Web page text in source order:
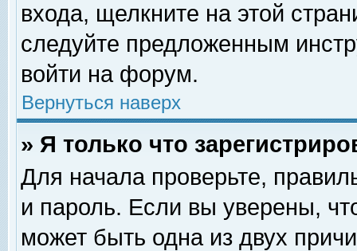
входа, щелкните на этой
следуйте предложенным
войти на форум.
Вернуться наверх
» Я только что
Для начала проверьте,
и пароль. Если вы уверены,
может быть одна из двух